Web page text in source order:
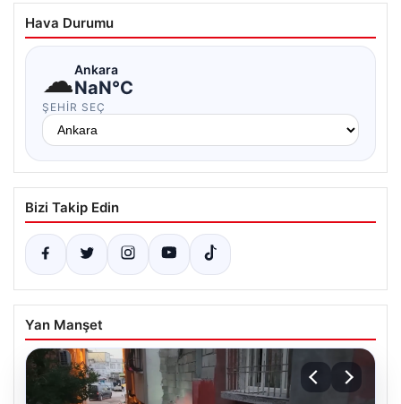
Hava Durumu
☁Ankara
NaN°C
ŞEHIR SEÇ
Bizi Takip Edin
Yan Manşet